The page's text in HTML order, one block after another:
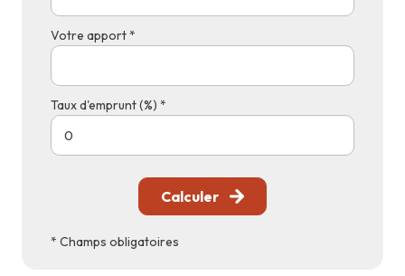
Votre apport *
Taux d'emprunt (%) *
Calculer
* Champs obligatoires